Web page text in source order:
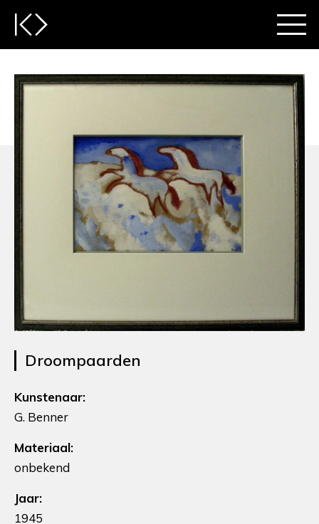
Droompaarden
Kunstenaar:
G. Benner
Materiaal:
onbekend
Jaar:
1945